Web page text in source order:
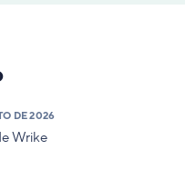
DE 2026
Wrike